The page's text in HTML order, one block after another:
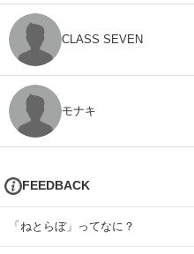
CLASS SEVEN
モナキ
FEEDBACK
「ねとらぼ」ってなに？